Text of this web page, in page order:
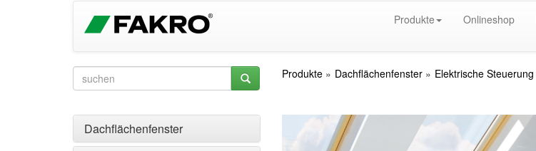
Produkte Onlineshop
Produkte Dachflächenfenster Elektrische Steuerung
Dachflächenfenster